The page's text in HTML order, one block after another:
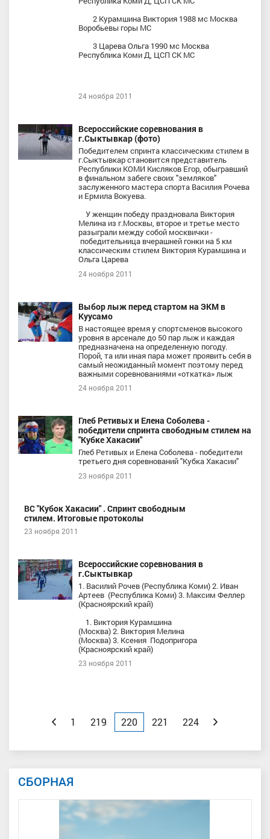
2 Курамшина Виктория 1988 мс Москва
Воробьевы горы МС
3 Царева Ольга 1990 мс Москва
Республика Коми Д, ЦСП СК МС
24 ноября 2011
Всероссийские соревнования в
г.Сыктывкар (фото)
Победителем спринта классическим стилем в
г.Сыктывкар становится представитель
Республики КОМИ Кисляков Егор, обыгравший
в финальном забеге своих "земляков"
заслуженного мастера спорта Василия Рочева
и Ермила Вокуева.
У женщин победу праздновала Виктория
Мелина из г.Москвы, второе и третье место
разыграли между собой москвички -
победительница вчерашней гонки на 5 км
классическим стилем Виктория Курамшина и
Ольга Царева
24 ноября 2011
Выбор лыж перед стартом на ЭКМ в
Куусамо
В настоящее время у спортсменов высокого
уровня в арсенале до 50 пар лыж и каждая
предназначена на определенную погоду.
Порой, та или иная пара может проявить себя в
самый неожиданный момент поэтому перед
важными соревнованиями «откатка» лыж
24 ноября 2011
Глеб Ретивых и Елена Соболева -
победители спринта свободным стилем на
"Кубке Хакасии"
Глеб Ретивых и Елена Соболева - победители
третьего дня соревнований "Кубка Хакасии"
23 ноября 2011
ВС "Кубок Хакасии" . Спринт свободным
стилем. Итоговые протоколы
23 ноября 2011
Всероссийские соревнования в
г.Сыктывкар
1. Василий Рочев (Республика Коми) 2. Иван
Артеев (Республика Коми) 3. Максим Феллер
(Красноярский край)
1. Виктория Курамшина
(Москва) 2. Виктория Мелина
(Москва) 3. Ксения Подопригора
(Красноярский край)
23 ноября 2011
Назад
1 219 220 221 224 Вперед
СБОРНАЯ